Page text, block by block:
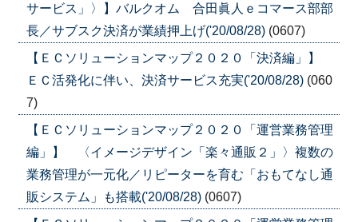
サービス」〉】バルクオム 合田眞人ｅコマース部部
長／サブスク決済が業績押上げ('20/08/28) (0607)
【ＥＣソリューションマップ２０２０「決済編」】
ＥＣ活発化に伴い、決済サービス充実('20/08/28) (060
7)
【ＥＣソリューションマップ２０２０「運営業務管理
編」】 〈イメージデザイン「楽々通販２」〉複数の
業務管理が一元化／リピーターを育む「おもてなし通
販システム」も搭載('20/08/28) (0607)